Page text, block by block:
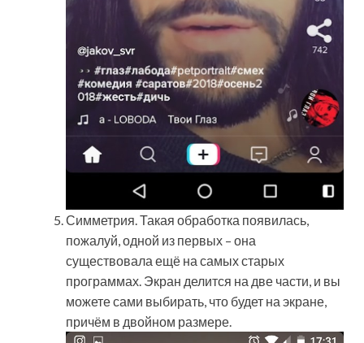
Симметрия. Такая обработка появилась,
пожалуй, одной из первых – она
существовала ещё на самых старых
программах. Экран делится на две части, и вы
можете сами выбирать, что будет на экране,
причём в двойном размере.